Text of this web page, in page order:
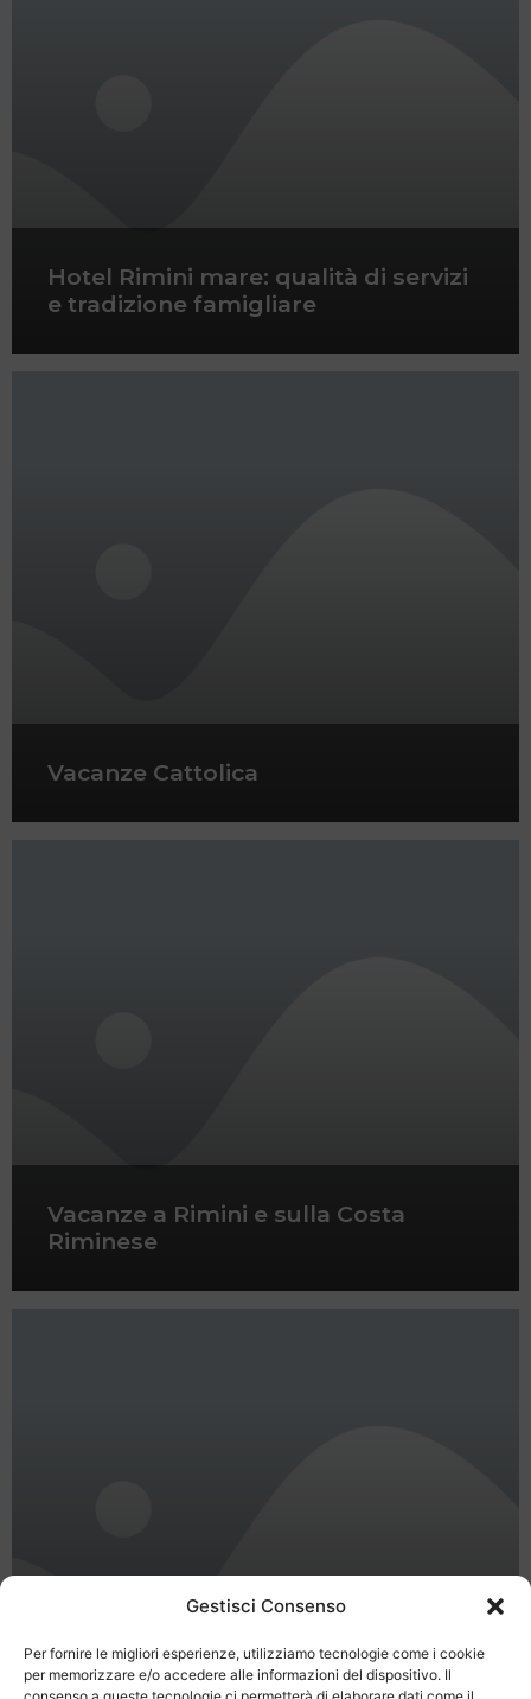
Gestisci Consenso
Per fornire le migliori esperienze, utilizziamo tecnologie come i cookie
per memorizzare e/o accedere alle informazioni del dispositivo. Il
Hotel Rimini mare: qualità di servizi
e tradizione famigliare
Vacanze Cattolica
Vacanze a Rimini e sulla Costa
Riminese